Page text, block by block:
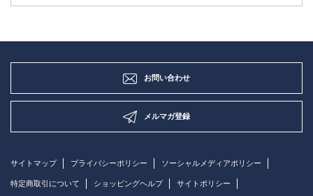
お問い合わせ
メルマガ登録
サイトマップ プライバシーポリシー ソーシャルメディアポリシー
特定商取引について ショッピングヘルプ サイトポリシー